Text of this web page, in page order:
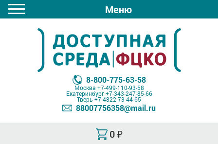
Меню
8-800-775-63-58
Москва +7-499-110-93-58
Екатеринбург+7-343-247-85-66
Тверь +7-4822-73-44-65
88007756358@mail.ru
0 ₽